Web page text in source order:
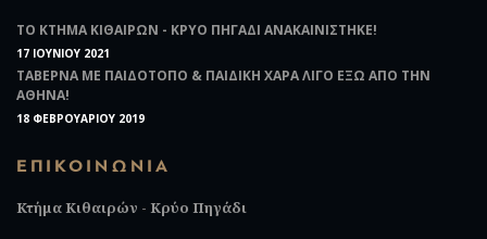
ΤΟ ΚΤΉΜΑ ΚΙΘΑΙΡΏΝ - ΚΡΎΟ ΠΗΓΆΔΙ ΑΝΑΚΑΙΝΊΣΤΗΚΕ!
17 ΙΟΥΝΊΟΥ 2021
ΤΑΒΈΡΝΑ ΜΕ ΠΑΙΔΌΤΟΠΟ & ΠΑΙΔΙΚΉ ΧΑΡΆ ΛΊΓΟ ΈΞΩ ΑΠΌ ΤΗΝ
ΑΘΉΝΑ!
18 ΦΕΒΡΟΥΑΡΊΟΥ 2019
ΕΠΙΚΟΙΝΩΝΊΑ
Κτήμα Κιθαιρών - Κρύο Πηγάδι